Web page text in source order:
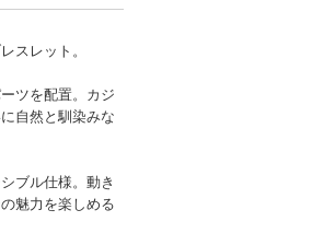
スレット。
ツを配置。カジ
自然と馴染みな
ブル仕様。動き
魅力を楽しめる